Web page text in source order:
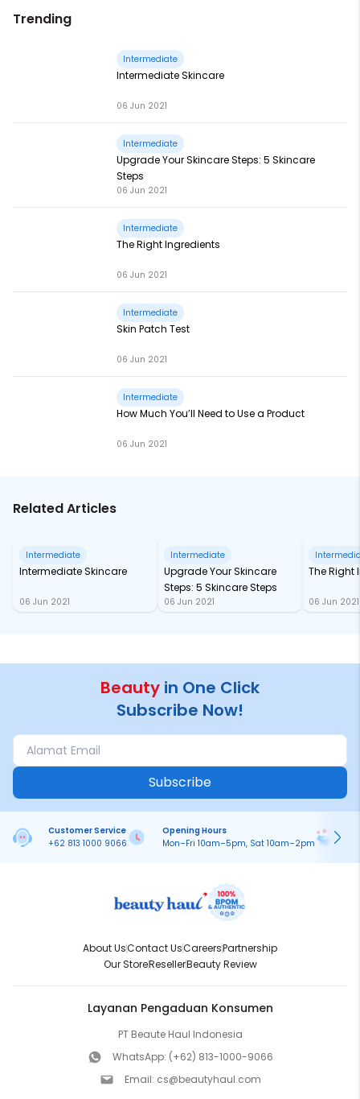
Trending
Intermediate
Intermediate Skincare
06 Jun 2021
Intermediate
Upgrade Your Skincare Steps: 5 Skincare
Steps
06 Jun 2021
Intermediate
The Right Ingredients
06 Jun 2021
Intermediate
Skin Patch Test
06 Jun 2021
Intermediate
How Much You’ll Need to Use a Product
06 Jun 2021
Related Articles
Intermediate
Intermediate Skincare
06 Jun 2021
Intermediate
Upgrade Your Skincare
Steps: 5 Skincare Steps
06 Jun 2021
The Right
06 Jun 2021
Beauty in One Click
Subscribe Now!
Subscribe
Customer Service
+62 813 1000 9066
Opening Hours
Mon–Fri 10am–5pm, Sat 10am–2pm
About UsContact UsCareersPartnership
Our StoreResellerBeauty Review
Layanan Pengaduan Konsumen
PT Beaute Haul Indonesia
WhatsApp: (+62) 813-1000-9066
Email: cs@beautyhaul.com